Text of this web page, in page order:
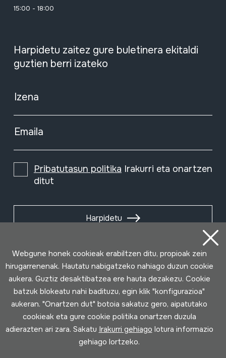
15:00 - 18:00
Harpidetu zaitez gure buletinera ekitaldi
guztien berri izateko
Izena
Emaila
Pribatutasun politika Irakurri eta onartzen
ditut
Harpidetu
Erabilpen baldintzak Pribatutasun politika
Webgune honek cookieak erabiltzen ditu, propioak zein
hirugarrenenak. Hautatu nabigatzeko nahiago duzun cookie
aukera. Guztiz desaktibatzea ere hauta dezakezu. Cookie
batzuk blokeatu nahi badituzu, egin klik "konfigurazioa"
aukeran. "Onartzen dut" botoia sakatuz gero, aipatutako
cookieak eta gure cookie politika onartzen duzula
adierazten ari zara. Sakatu Irakurri gehiago lotura informazio
gehiago lortzeko.